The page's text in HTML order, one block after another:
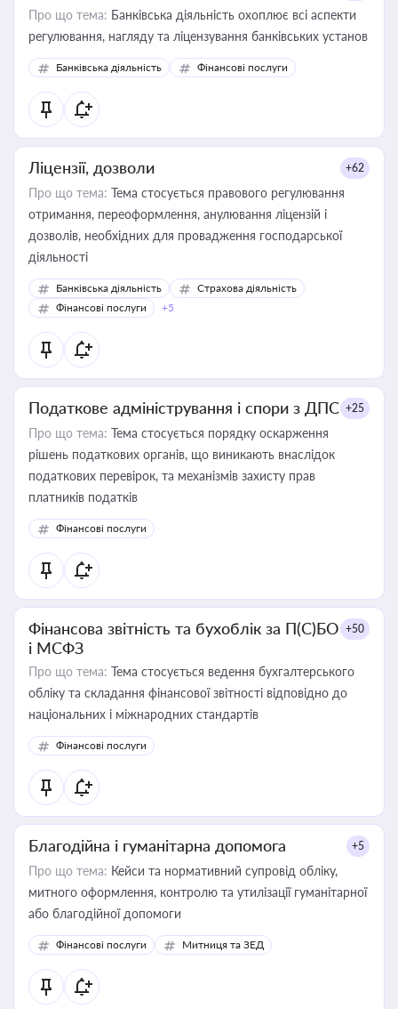
Про що тема: Банківська діяльність охоплює всі аспекти
регулювання, нагляду та ліцензування банківських установ
Банківська діяльність Фінансові послуги
Ліцензії, дозволи +62
Про що тема: Тема стосується правового регулювання
отримання, переоформлення, анулювання ліцензій і
дозволів, необхідних для провадження господарської
діяльності
Банківська діяльність
Страхова діяльність
Фінансові послуги
+5
Податкове адміністрування і спори з ДПС +25
Про що тема: Тема стосується порядку оскарження
рішень податкових органів, що виникають внаслідок
податкових перевірок, та механізмів захисту прав
платників податків
Фінансові послуги
Фінансова звітність та бухоблік за П(С)БО
і МСФЗ
+50
Про що тема: Тема стосується ведення бухгалтерського
обліку та складання фінансової звітності відповідно до
національних і міжнародних стандартів
Фінансові послуги
Благодійна і гуманітарна допомога +5
Про що тема: Кейси та нормативний супровід обліку,
митного оформлення, контролю та утилізації гуманітарної
або благодійної допомоги
Фінансові послуги Митниця та ЗЕД